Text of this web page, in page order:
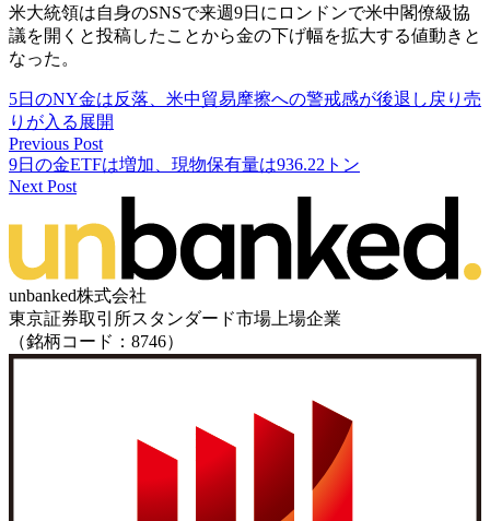
米大統領は自身のSNSで来週9日にロンドンで米中閣僚級協
議を開くと投稿したことから金の下げ幅を拡大する値動きと
なった。
5日のNY金は反落、米中貿易摩擦への警戒感が後退し戻り売
りが入る展開
Previous Post
9日の金ETFは増加、現物保有量は936.22トン
Next Post
unbanked株式会社
東京証券取引所スタンダード市場上場企業
（銘柄コード：8746）